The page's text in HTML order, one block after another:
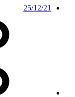
25/12/21